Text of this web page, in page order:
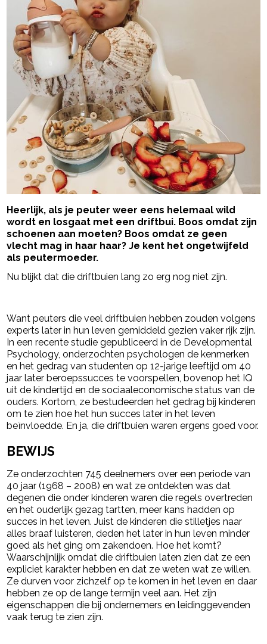
Heerlijk, als je peuter weer eens helemaal wild
wordt en losgaat met een driftbui. Boos omdat zijn
schoenen aan moeten? Boos omdat ze geen
vlecht mag in haar haar? Je kent het ongetwijfeld
als peutermoeder.
Nu blijkt dat die driftbuien lang zo erg nog niet zijn.
Want peuters die veel driftbuien hebben zouden volgens
experts later in hun leven gemiddeld gezien vaker rijk zijn.
In een recente studie gepubliceerd in de Developmental
Psychology, onderzochten psychologen de kenmerken
en het gedrag van studenten op 12-jarige leeftijd om 40
jaar later beroepssucces te voorspellen, bovenop het IQ
uit de kindertijd en de sociaaleconomische status van de
ouders. Kortom, ze bestudeerden het gedrag bij kinderen
om te zien hoe het hun succes later in het leven
beïnvloedde. En ja, die driftbuien waren ergens goed voor.
BEWIJS
Ze onderzochten 745 deelnemers over een periode van
40 jaar (1968 – 2008) en wat ze ontdekten was dat
degenen die onder kinderen waren die regels overtreden
en het ouderlijk gezag tartten, meer kans hadden op
succes in het leven. Juist de kinderen die stilletjes naar
alles braaf luisteren, deden het later in hun leven minder
goed als het ging om zakendoen. Hoe het komt?
Waarschijnlijk omdat die driftbuien laten zien dat ze een
expliciet karakter hebben en dat ze weten wat ze willen.
Ze durven voor zichzelf op te komen in het leven en daar
hebben ze op de lange termijn veel aan. Het zijn
eigenschappen die bij ondernemers en leidinggevenden
vaak terug te zien zijn.